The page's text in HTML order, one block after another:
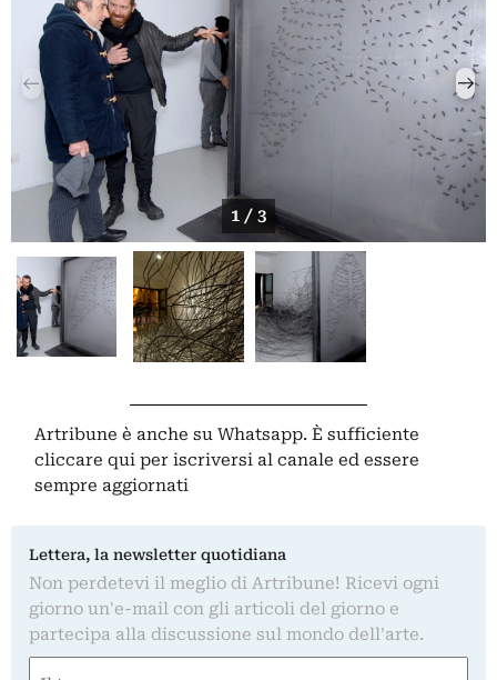
1 / 3
Artribune è anche su Whatsapp. È sufficiente
cliccare qui per iscriversi al canale ed essere
sempre aggiornati
Lettera, la newsletter quotidiana
Non perdetevi il meglio di Artribune! Ricevi ogni
giorno un'e-mail con gli articoli del giorno e
partecipa alla discussione sul mondo dell'arte.